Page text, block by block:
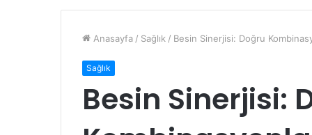
Anasayfa / Sağlık / Besin Sinerjisi: Doğru
Sağlık
Besin Sinerjisi: